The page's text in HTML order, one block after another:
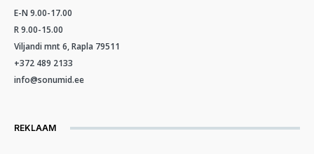
E-N 9.00-17.00
R 9.00-15.00
Viljandi mnt 6, Rapla 79511
+372 489 2133
info@sonumid.ee
REKLAAM